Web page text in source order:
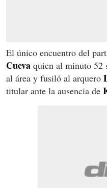
El único encuentro del
Cueva quien al minuto 52
al área y fusiló al arquero
titular ante la ausencia de